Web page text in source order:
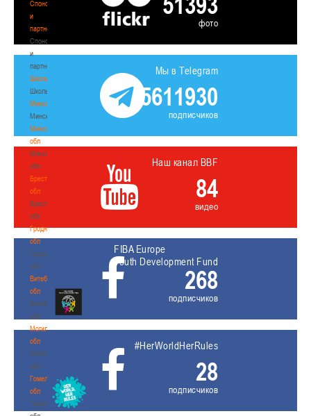
Спонсоры
и
партнеры
Спонсоры
и
партнеры
Школы
Школы
Минск
Минск
Минская
обл
Минская
обл
Брестская
обл
Брестская
обл
Гродненская
обл
Гродненская
обл
Витебская
обл
Витебская
обл
Могилевская
обл
Могилевская
обл
Гомельская
обл
Гомельская
фото
Мы в Telegram
5611930
подписчиков
Наш канал BBF
84
видео
FIBA Europe
Youth Development Fund
268
подписчиков
#HerWorldHerRules
28
подписчиков